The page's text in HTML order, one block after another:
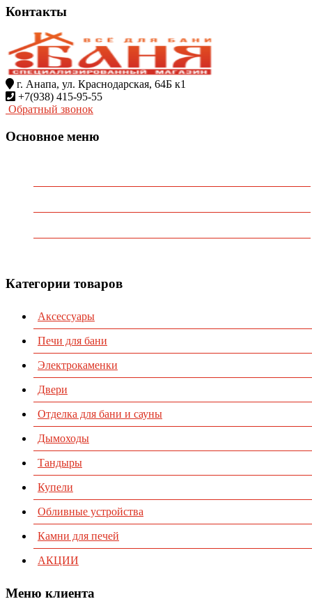
Контакты
г. Анапа, ул. Краснодарская, 64Б к1
+7(938) 415-95-55
Обратный звонок
Основное меню
Категории товаров
Аксессуары
Печи для бани
Электрокаменки
Двери
Отделка для бани и сауны
Дымоходы
Тандыры
Купели
Обливные устройства
Камни для печей
АКЦИИ
Меню клиента